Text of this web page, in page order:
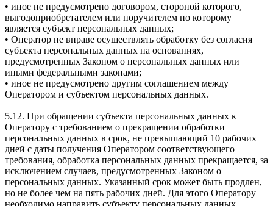
• иное не предусмотрено договором, стороной которого,
выгодоприобретателем или поручителем по которому
является субъект персональных данных;
• Оператор не вправе осуществлять обработку без согласия
субъекта персональных данных на основаниях,
предусмотренных Законом о персональных данных или
иными федеральными законами;
• иное не предусмотрено другим соглашением между
Оператором и субъектом персональных данных.
5.12. При обращении субъекта персональных данных к
Оператору с требованием о прекращении обработки
персональных данных в срок, не превышающий 10 рабочих
дней с даты получения Оператором соответствующего
требования, обработка персональных данных прекращается, за
исключением случаев, предусмотренных Законом о
персональных данных. Указанный срок может быть продлен,
но не более чем на пять рабочих дней. Для этого Оператору
необходимо направить субъекту персональных данных